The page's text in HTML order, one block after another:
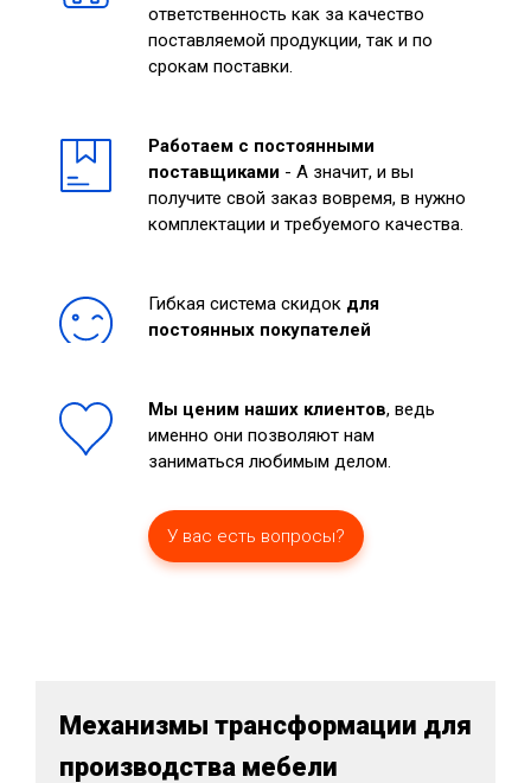
ответственность как за качество
поставляемой продукции, так и по
срокам поставки.
Работаем с постоянными
поставщиками - А значит, и вы
получите свой заказ вовремя, в нужно
комплектации и требуемого качества.
Гибкая система скидок для
постоянных покупателей
Мы ценим наших клиентов, ведь
именно они позволяют нам
заниматься любимым делом.
У вас есть вопросы?
Механизмы трансформации для
производства мебели